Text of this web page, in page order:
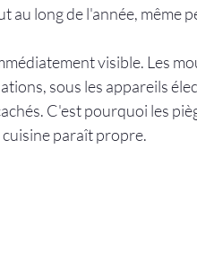
long de l'année, même
visible. Les
sous les appareils
C'est pourquoi les
paraît propre.